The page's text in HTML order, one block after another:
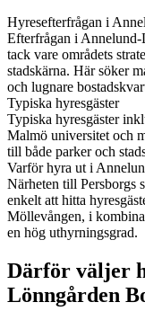
Hyresefterfrågan i
Efterfrågan i
tack vare områdets
stadskärna. Här söker
och lugnare
Typiska hyresgäster
Typiska hyresgäster
Malmö universitet och
till både parker och
Varför hyra ut i
Närheten till Persborgs
enkelt att hitta
Möllevången, i
en hög uthyrningsgrad.
Därför väljer
Lönngården